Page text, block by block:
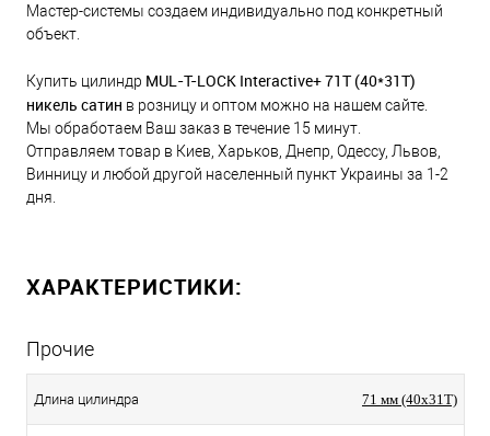
Мастер-системы создаем индивидуально под конкретный
объект.
Купить цилиндр MUL-T-LOCK Interactive+ 71Т (40*31T)
никель сатин в розницу и оптом можно на нашем сайте.
Мы обработаем Ваш заказ в течение 15 минут.
Отправляем товар в Киев, Харьков, Днепр, Одессу, Львов,
Винницу и любой другой населенный пункт Украины за 1-2
дня.
ХАРАКТЕРИСТИКИ:
Прочие
Длина цилиндра 71 мм (40x31T)